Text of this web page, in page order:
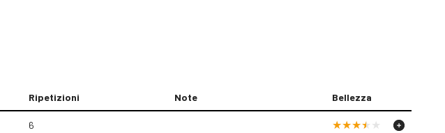
Ripetizioni Note Bellezza
6